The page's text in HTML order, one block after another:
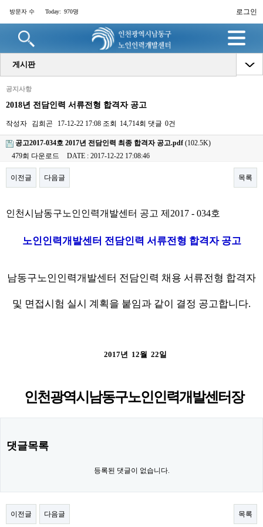
로그인
방문자 수 Today: 970명
게시판
공지사항
2018년 전담인력 서류전형 합격자 공고
작성자 김희곤 17-12-22 17:08 조회 14,714회 댓글 0건
공고2017-034호 2017년 전담인력 최종 합격자 공고.pdf(102.5K)
479회 다운로드
DATE : 2017-12-22 17:08:46
이전글 다음글 목록
본문
인천시남동구노인인력개발센터 공고 제2017 - 034호
노인인력개발센터 전담인력 서류전형 합격자 공고
남동구노인인력개발센터 전담인력 채용 서류전형 합격자
및 면접시험 실시 계획을 붙임과 같이 결정 공고합니다.
2017년 12월 22일
인천광역시남동구노인인력개발센터장
댓글목록
등록된 댓글이 없습니다.
이전글 다음글 목록